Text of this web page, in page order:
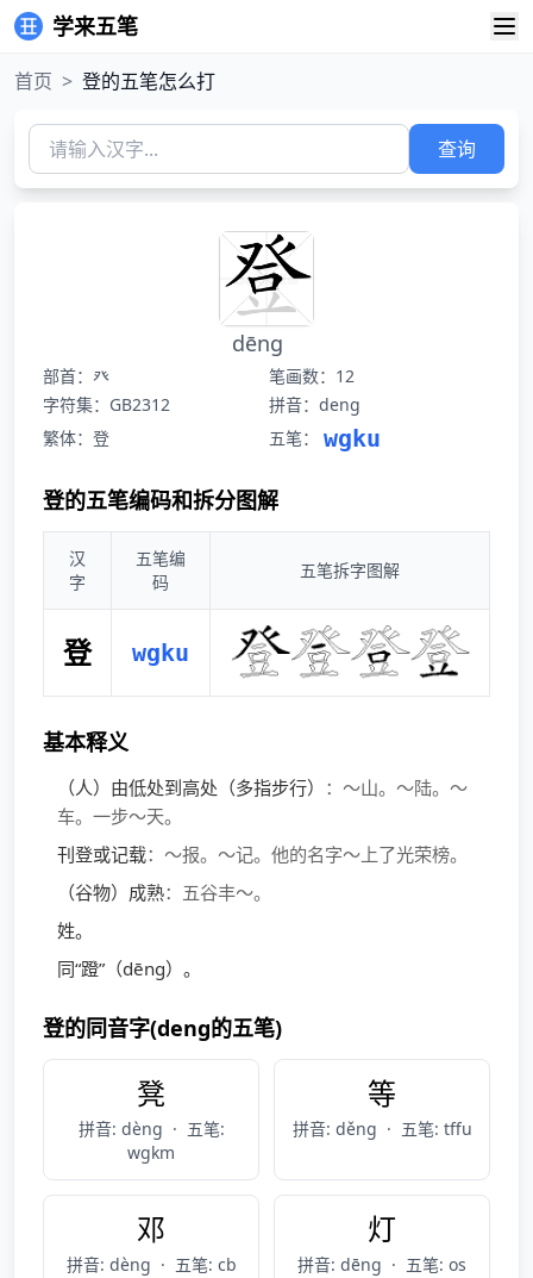
学来五笔
首页 > 登的五笔怎么打
查询
dēng
部首：癶
笔画数：12
字符集：GB2312
拼音：deng
繁体：登
五笔： wgku
登的五笔编码和拆分图解
汉
字
五笔编
码
五笔拆字图解
登 wgku
基本释义
（人）由低处到高处（多指步行） ：～山。～陆。～
车。一步～天。
刊登或记载：～报。～记。他的名字～上了光荣榜。
（谷物）成熟：五谷丰～。
姓。
同“蹬”（dēng）。
登的同音字(deng的五笔)
凳
拼音: dèng · 五笔:
wgkm
等
拼音: děng · 五笔: tffu
邓
拼音: dèng · 五笔: cb
灯
拼音: dēng · 五笔: os